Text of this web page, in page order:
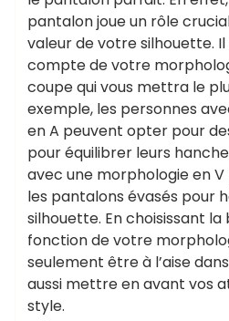
pantalon joue un rôle
valeur de votre silhouette.
compte de votre
coupe qui vous mettra le
exemple, les personnes
en A peuvent opter pour
pour équilibrer leurs
avec une morphologie en
les pantalons évasés pour
silhouette. En choisissant
fonction de votre
seulement être à l’aise
aussi mettre en avant vos
style.